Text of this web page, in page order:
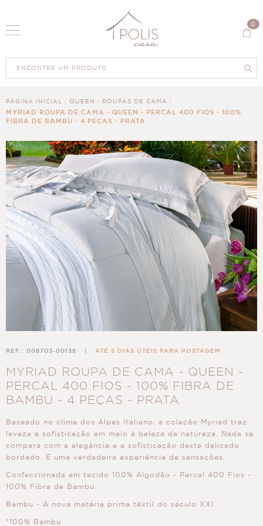
0
PÁGINA INICIAL QUEEN ROUPAS DE CAMA
MYRIAD ROUPA DE CAMA - QUEEN - PERCAL 400 FIOS - 100%
FIBRA DE BAMBU - 4 PEÇAS - PRATA
REF.: 008703-00138 ATÉ 5 DIAS ÚTEIS PARA POSTAGEM
MYRIAD ROUPA DE CAMA - QUEEN -
PERCAL 400 FIOS - 100% FIBRA DE
BAMBU - 4 PEÇAS - PRATA
Baseado no clima dos Alpes Italiano, a coleção Myriad traz
leveza e sofisticação em meio à beleza da natureza. Nada se
compara com a elegância e a sofisticação deste delicado
bordado. É uma verdadeira experiência de sensações.
Confeccionada em tecido 100% Algodão - Percal 400 Fios -
100% Fibra de Bambu.
Bambu - A nova matéria prima têxtil do século XXI
*100% Bambu